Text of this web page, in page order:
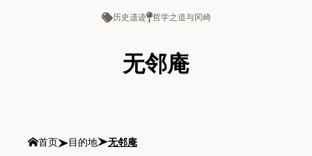
历史遗迹 哲学之道与冈崎
无邻庵
首页 目的地 无邻庵